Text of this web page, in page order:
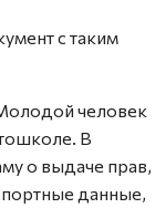
с таким
человек
В
о выдаче прав,
данные,